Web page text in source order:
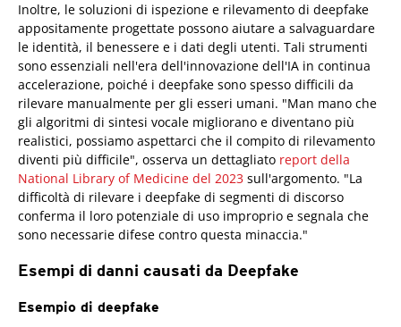
Inoltre, le soluzioni di ispezione e rilevamento di deepfake
appositamente progettate possono aiutare a salvaguardare
le identità, il benessere e i dati degli utenti. Tali strumenti
sono essenziali nell'era dell'innovazione dell'IA in continua
accelerazione, poiché i deepfake sono spesso difficili da
rilevare manualmente per gli esseri umani. "Man mano che
gli algoritmi di sintesi vocale migliorano e diventano più
realistici, possiamo aspettarci che il compito di rilevamento
diventi più difficile", osserva un dettagliato report della
National Library of Medicine del 2023 sull'argomento. "La
difficoltà di rilevare i deepfake di segmenti di discorso
conferma il loro potenziale di uso improprio e segnala che
sono necessarie difese contro questa minaccia."
Esempi di danni causati da Deepfake
Esempio di deepfake